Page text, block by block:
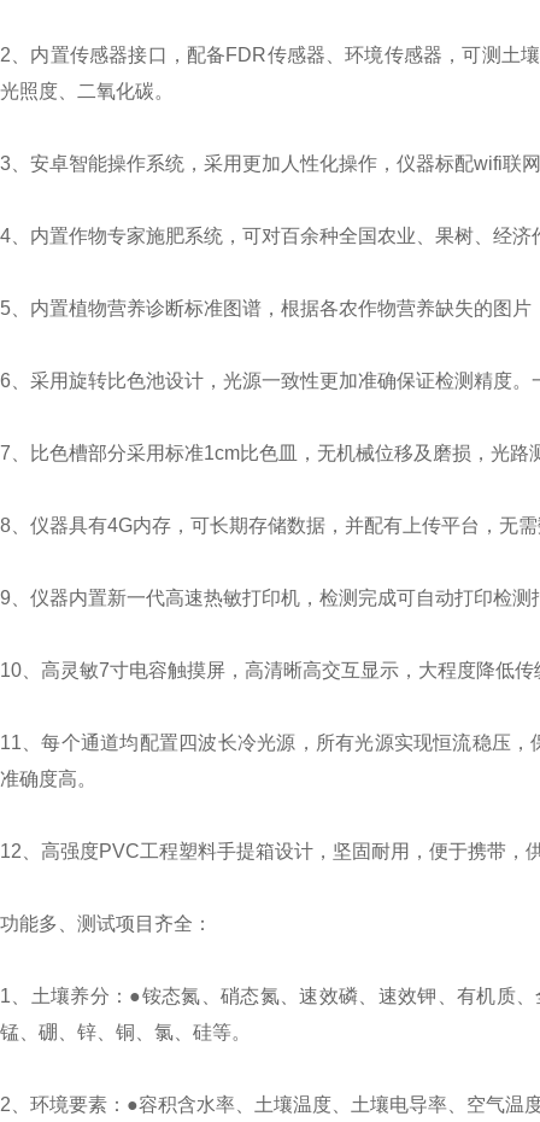
2、内置传感器接口，配备FDR传感器、环境传感器，可测土
光照度、二氧化碳。
3、安卓智能操作系统，采用更加人性化操作，仪器标配wifi联
4、内置作物专家施肥系统，可对百余种全国农业、果树、经
5、内置植物营养诊断标准图谱，根据各农作物营养缺失的图
6、采用旋转比色池设计，光源一致性更加准确保证检测精度
7、比色槽部分采用标准1cm比色皿，无机械位移及磨损，光
8、仪器具有4G内存，可长期存储数据，并配有上传平台，无
9、仪器内置新一代高速热敏打印机，检测完成可自动打印检测
10、高灵敏7寸电容触摸屏，高清晰高交互显示，大程度降低
11、每个通道均配置四波长冷光源，所有光源实现恒流稳压
准确度高。
12、高强度PVC工程塑料手提箱设计，坚固耐用，便于携带
功能多、测试项目齐全：
1、土壤养分：●铵态氮、硝态氮、速效磷、速效钾、有机质
锰、硼、锌、铜、氯、硅等。
2、环境要素：●容积含水率、土壤温度、土壤电导率、空气温